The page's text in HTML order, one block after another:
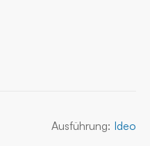
Ausführung: Ideo